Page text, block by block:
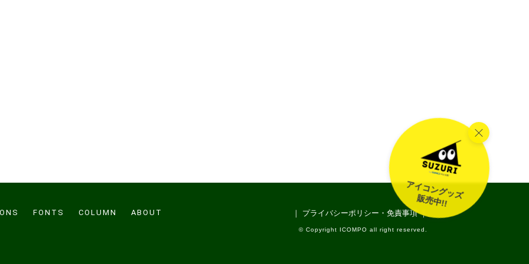
アイコングッズ
販売中!!
FONTS COLUMN ABOUT ｜ プライバシーポリシー・免責事項 ｜
© Copyright ICOMPO all right reserved.